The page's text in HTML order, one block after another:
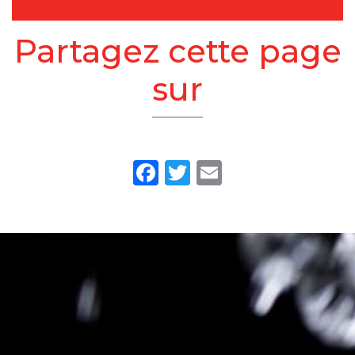
Partagez cette page
sur
Facebook
Twitter